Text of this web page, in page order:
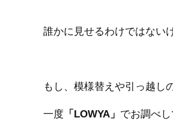
誰かに見せるわけではない
もし、模様替えや引っ越し
一度 「LOWYA」 でお調べ